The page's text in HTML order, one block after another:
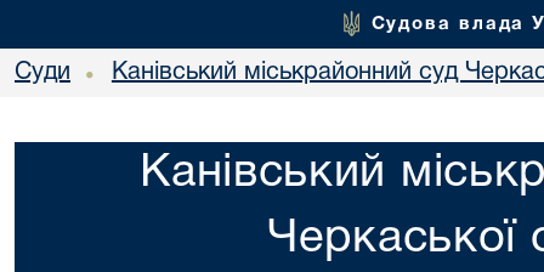
Судова влада
Суди • Канівський міськрайонний суд
Канівський
Черкаської